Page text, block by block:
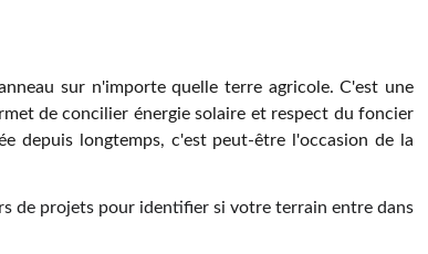
sur n'importe quelle terre agricole. C'est une
de concilier énergie solaire et respect du foncier
depuis longtemps, c'est peut-être l'occasion de la
de projets pour identifier si votre terrain entre dans